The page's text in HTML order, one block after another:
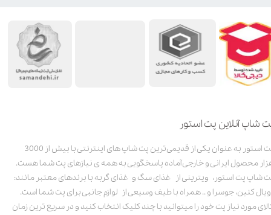
شاپ آنلاین پت استور
پت استور به عنوان یکی از قدیمی‌ترین پت شاپ های اینترنتی با بیش از 3000
محصول ایرانی و خارجی آماده پاسخگویی به همه ی نیازهای پت شما هست.
شاپ پت استور، ویترینی از غذای سگ و غذای گربه با برندهای معتبر مانند:
کنین، جوسرا و .. همراه با طیف وسیعی از لوازم جانبی برای پت شما است.
مورد نیاز پت خود را میتوانید با چند کلیک انتخاب کنید و در سریع ترین زمان